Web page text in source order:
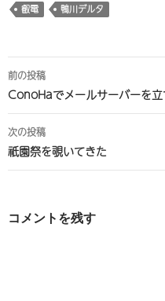
叡電
鴨川デルタ
投
稿
ナ
ビ
ゲ
ー
前の投稿
ConoHaでメールサーバーを立
次の投稿
祇園祭を覗いてきた
コメントを残す